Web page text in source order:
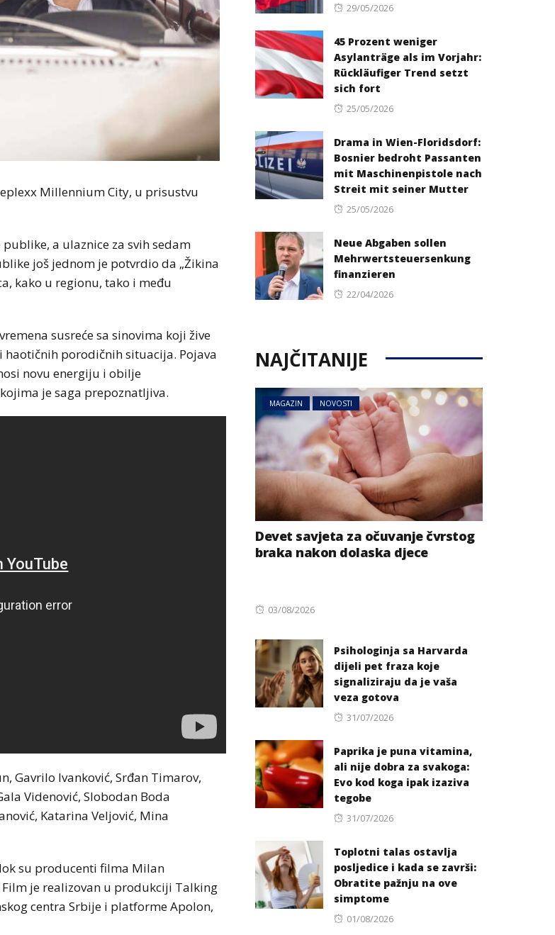
Millennium City, u prisustvu
a ulaznice za svih sedam
još jednom je potvrdio da „Žikina
kako u regionu, tako i među
susreće sa sinovima koji žive
porodičnih situacija. Pojava
novu energiju i obilje
je saga prepoznatljiva.
Gavrilo Ivanković, Srđan Timarov,
Videnović, Slobodan Boda
Katarina Veljović, Mina
su producenti filma Milan
Film je realizovan u produkciji Talking
centra Srbije i platforme Apolon,
Posted
29/05/2026
45 Prozent weniger
Asylanträge als im Vorjahr:
Rückläufiger Trend setzt
sich fort
Posted
25/05/2026
Drama in Wien-Floridsdorf:
Bosnier bedroht Passanten
mit Maschinenpistole nach
Streit mit seiner Mutter
Posted
25/05/2026
Neue Abgaben sollen
Mehrwertsteuersenkung
finanzieren
Posted
22/04/2026
NAJČITANIJE
MAGAZIN NOVOSTI
Devet savjeta za očuvanje čvrstog
braka nakon dolaska djece
Posted
03/08/2026
Psihologinja sa Harvarda
dijeli pet fraza koje
signaliziraju da je vaša
veza gotova
Posted
31/07/2026
Paprika je puna vitamina,
ali nije dobra za svakoga:
Evo kod koga ipak izaziva
tegobe
Posted
31/07/2026
Toplotni talas ostavlja
posljedice i kada se završi:
Obratite pažnju na ove
simptome
Posted
01/08/2026